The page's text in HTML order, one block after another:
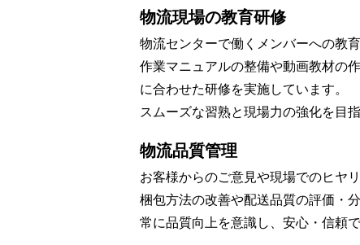
物流現場の教育研修
物流センターで働くメンバーへの教
作業マニュアルの整備や動画教材の
に合わせた研修を実施しています。
スムーズな習熟と現場力の強化を目
物流品質管理
お客様からのご意見や現場でのヒヤ
梱包方法の改善や配送品質の評価・
常に品質向上を意識し、安心・信頼